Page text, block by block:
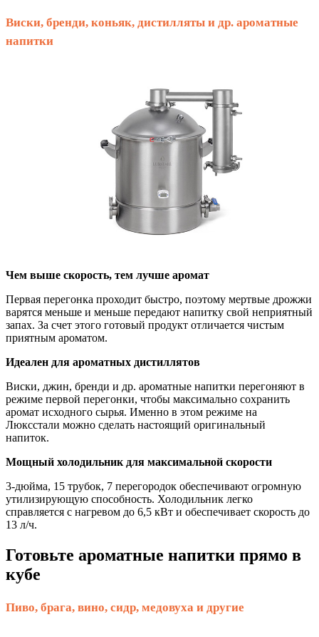
Виски, бренди, коньяк, дистилляты и др. ароматные
напитки
Чем выше скорость, тем лучше аромат
Первая перегонка проходит быстро, поэтому мертвые дрожжи
варятся меньше и меньше передают напитку свой неприятный
запах. За счет этого готовый продукт отличается чистым
приятным ароматом.
Идеален для ароматных дистиллятов
Виски, джин, бренди и др. ароматные напитки перегоняют в
режиме первой перегонки, чтобы максимально сохранить
аромат исходного сырья. Именно в этом режиме на
Люксстали можно сделать настоящий оригинальный
напиток.
Мощный холодильник для максимальной скорости
3-дюйма, 15 трубок, 7 перегородок обеспечивают огромную
утилизирующую способность. Холодильник легко
справляется с нагревом до 6,5 кВт и обеспечивает скорость до
13 л/ч.
Готовьте ароматные напитки прямо в
кубе
Пиво, брага, вино, сидр, медовуха и другие